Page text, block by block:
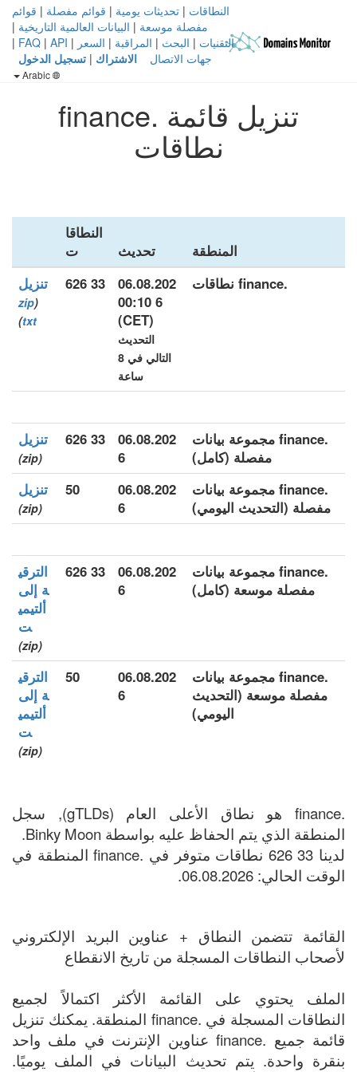
النطاقات | تحديثات يومية | قوائم مفصلة | قوائم
مفصلة موسعة | البيانات العالمية التاريخية |
التقنيات | البحث | المراقبة | السعر |
FAQ | API
|
جهات الاتصال
الاشتراك | تسجيل الدخول
تنزيل قائمة .finance
نطاقات
المنطقة تحديث
النطاقا
ت
.finance نطاقات
06.08.202
6 00:10
(CET)
التحديث
التالي في 8
ساعة
33 626 تنزيل
(
zip
txt
)
.finance مجموعة بيانات
مفصلة (كامل)
06.08.202
6
33 626 تنزيل
(zip)
.finance مجموعة بيانات
مفصلة (التحديث اليومي)
06.08.202
6
50 تنزيل
(zip)
.finance مجموعة بيانات
مفصلة موسعة (كامل)
06.08.202
6
33 626
الترقي
ة إلى
ألتيمي
ت
(zip)
.finance مجموعة بيانات
مفصلة موسعة (التحديث
اليومي)
06.08.202
6
50
الترقي
ة إلى
ألتيمي
ت
(zip)
.finance هو نطاق الأعلى العام (gTLDs), سجل
المنطقة الذي يتم الحفاظ عليه بواسطة Binky Moon.
لدينا 33 626 نطاقات متوفر في .finance المنطقة في
الوقت الحالي: 06.08.2026.
القائمة تتضمن النطاق + عناوين البريد الإلكتروني
لأصحاب النطاقات المسجلة من تاريخ الانقطاع
الملف يحتوي على القائمة الأكثر اكتمالاً لجميع
النطاقات المسجلة في .finance المنطقة. يمكنك تنزيل
قائمة جميع .finance عناوين الإنترنت في ملف واحد
بنقرة واحدة. يتم تحديث البيانات في الملف يوميًا.